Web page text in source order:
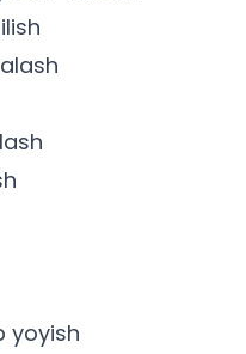
yoyish